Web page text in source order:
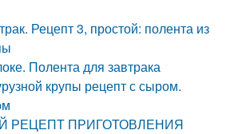
Рецепт 3, простой: полента из
Полента для завтрака
крупы рецепт с сыром.
РЕЦЕПТ ПРИГОТОВЛЕНИЯ